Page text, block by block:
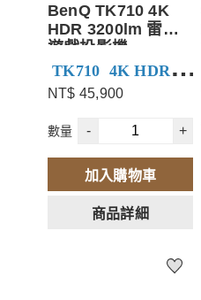
BenQ TK710 4K
HDR 3200lm 雷射
遊戲投影機
TK710 4K HDR
3200lm 雷射遊戲投
影機
以雷射新光源享受大
畫面遊戲與電影
加入會員可以再領取
$500元折價券
NT$ 45,900
數量 - +
加入購物車
商品詳細